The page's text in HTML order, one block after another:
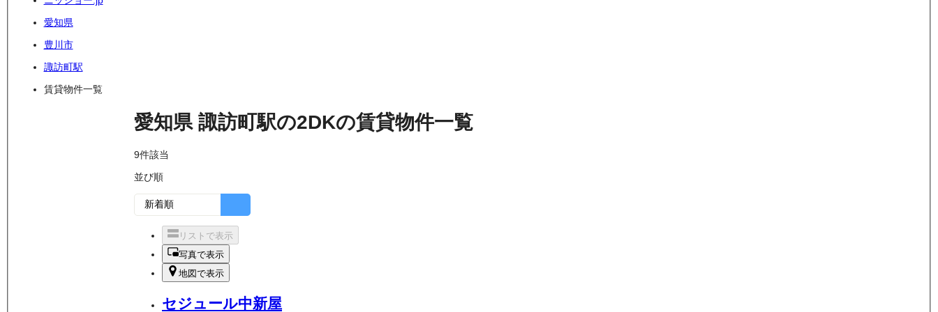
愛知県
豊川市
諏訪町駅
賃貸物件一覧
愛知県 諏訪町駅の2DKの賃貸物件一覧
9件該当
並び順
リストで表示
写真で表示
地図で表示
セジュール中新屋